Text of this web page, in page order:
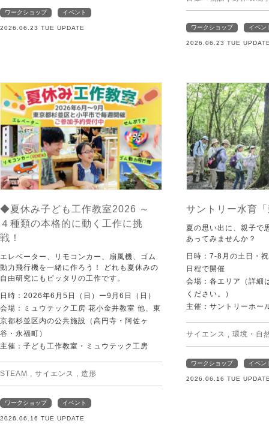
ワークショップ イベント
2026.06.23 TUE UPDATE ワークショップ イベン
2026.06.23 TUE
◆夏休み子ども工作教室2026 ～
４種類の本格的に動く工作に挑
戦！
エレベーター、リモコンカー、扇風機、ゴム
動力飛行機を一緒に作ろう！ どれも夏休みの
自由研究にもピッタリの工作です。
日時：2026年6月5日（日）ー9月6日（日）
会場：ミュウテック工房 花小金井教室 他、東
京都杉並区内の公共施設（高円寺・阿佐ヶ
谷・永福町）
主催：子ども工作教室・ミュウテック工房
STEAM , サイエンス , 造形
ワークショップ イベント
2026.06.16 TUE UPDATE
サントリー水育
夏の思い出に、親子で
あってみませんか？
日時：7-8月の土日・
日程で開催
会場：各エリア（詳細
ください。）
主催：サントリーホー
サイエンス , 環境・自
ワークショップ イベン
2026.06.16 TUE